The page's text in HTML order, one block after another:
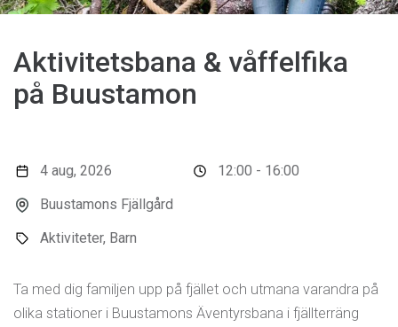
Aktivitetsbana & våffelfika
på Buustamon
4 aug, 2026
Buustamons Fjällgård
Aktiviteter, Barn
12:00 - 16:00
Ta med dig familjen upp på fjället och utmana varandra på
olika stationer i Buustamons Äventyrsbana i fjällterräng